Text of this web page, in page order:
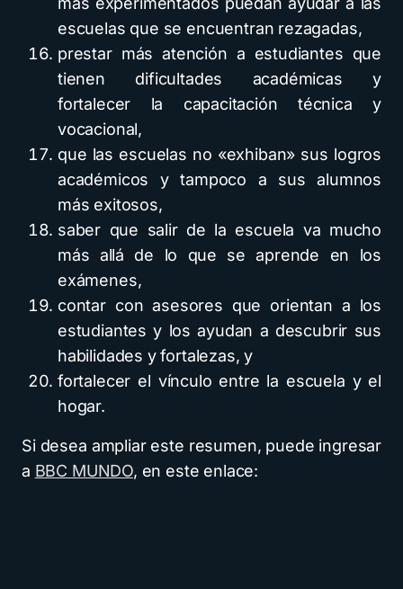
escuelas que se encuentran rezagadas,
prestar más atención a estudiantes que
tienen dificultades académicas y
fortalecer la capacitación técnica y
vocacional,
que las escuelas no «exhiban» sus logros
académicos y tampoco a sus alumnos
más exitosos,
saber que salir de la escuela va mucho
más allá de lo que se aprende en los
exámenes,
contar con asesores que orientan a los
estudiantes y los ayudan a descubrir sus
habilidades y fortalezas, y
fortalecer el vínculo entre la escuela y el
hogar.
Si desea ampliar este resumen, puede ingresar
a BBC MUNDO, en este enlace: